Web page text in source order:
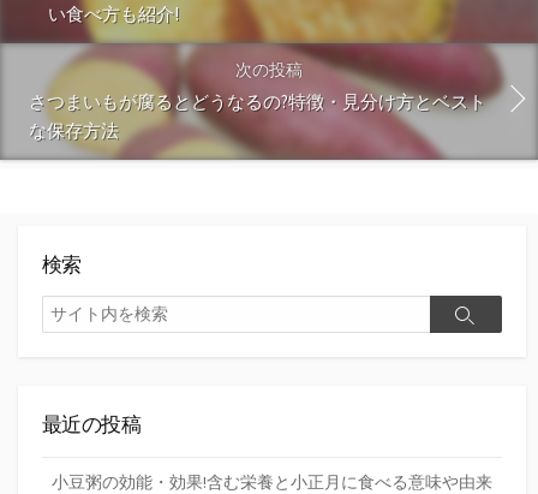
い食べ方も紹介!
次の投稿
さつまいもが腐るとどうなるの?特徴・見分け方とベスト
な保存方法
検索
検
索
検
最近の投稿
小豆粥の効能・効果!含む栄養と小正月に食べる意味や由来